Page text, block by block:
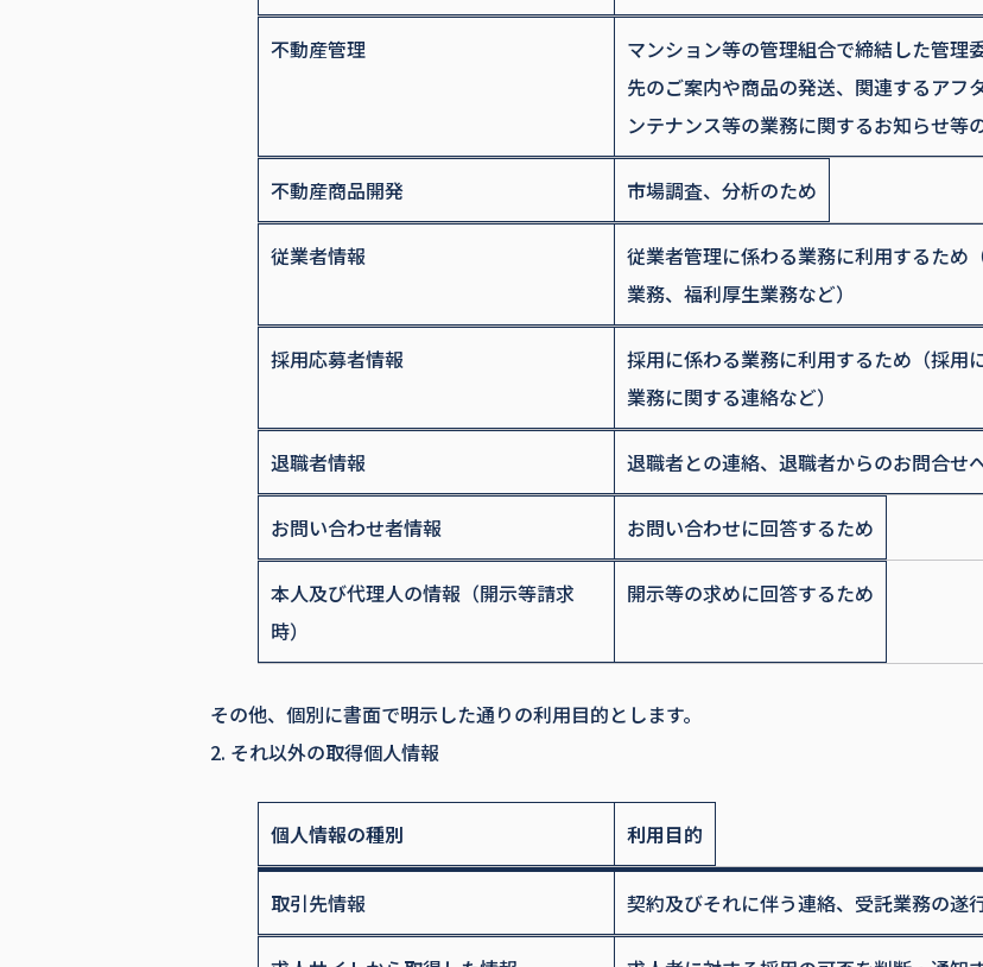
不動産管理
マンション等の管理組合で締結した管理
先のご案内や商品の発送、関連するアフ
ンテナンス等の業務に関するお知らせ等
不動産商品開発 市場調査、分析のため
従業者情報
従業者管理に係わる業務に利用するため
業務、福利厚生業務など）
採用応募者情報
採用に係わる業務に利用するため（採用
業務に関する連絡など）
退職者情報 退職者との連絡、退職者からのお問合せ
お問い合わせ者情報 お問い合わせに回答するため
本人及び代理人の情報（開示等請求
時）
開示等の求めに回答するため
その他、個別に書面で明示した通りの利用目的とします。
2. それ以外の取得個人情報
個人情報の種別 利用目的
取引先情報 契約及びそれに伴う連絡、受託業務の遂